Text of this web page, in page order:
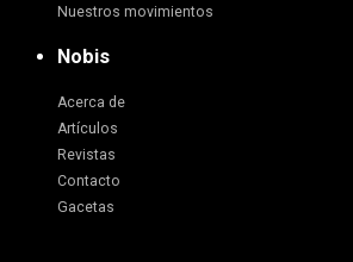
Nuestros movimientos
Nobis
Acerca de
Artículos
Revistas
Contacto
Gacetas